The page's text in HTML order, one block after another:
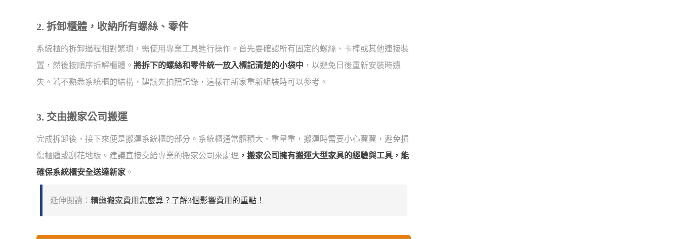
2. 拆卸櫃體，收納所有螺絲、零件
系統櫃的拆卸過程相對繁瑣，需使用專業工具進行操作。首先要確認所有固定的螺絲、卡榫或其他連接裝
置，然後按順序拆解櫃體。 將拆下的螺絲和零件統一放入標記清楚的小袋中 ，以避免日後重新安裝時遺
失。若不熟悉系統櫃的結構，建議先拍照記錄，這樣在新家重新組裝時可以參考。
3. 交由搬家公司搬運
完成拆卸後，接下來便是搬運系統櫃的部分。系統櫃通常體積大、重量重，搬運時需要小心翼翼，避免損
傷櫃體或刮花地板。建議直接交給專業的搬家公司來處理 ，搬家公司擁有搬運大型家具的經驗與工具，能
確保系統櫃安全送達新家 。
延伸閱讀：精緻搬家費用怎麼算？了解3個影響費用的重點！